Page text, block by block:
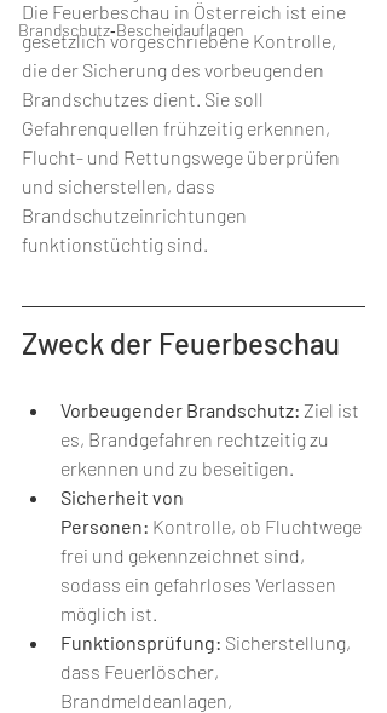
Brandschutz‑Bescheidauflagen
Die Feuerbeschau in Österreich ist eine
gesetzlich vorgeschriebene Kontrolle,
die der Sicherung des vorbeugenden
Brandschutzes dient. Sie soll
Gefahrenquellen frühzeitig erkennen,
Flucht- und Rettungswege überprüfen
und sicherstellen, dass
Brandschutzeinrichtungen
funktionstüchtig sind.
Zweck der Feuerbeschau
Vorbeugender Brandschutz: Ziel ist
es, Brandgefahren rechtzeitig zu
erkennen und zu beseitigen.
Sicherheit von
Personen: Kontrolle, ob Fluchtwege
frei und gekennzeichnet sind,
sodass ein gefahrloses Verlassen
möglich ist.
Funktionsprüfung: Sicherstellung,
dass Feuerlöscher,
Brandmeldeanlagen,